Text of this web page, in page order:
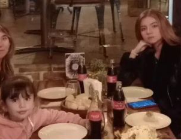
en que Dante comió la banana
coincide con el tiempo
la sustancia haga efecto en el
tan pequeño.
ordenó laprisión preventiva por 30
que fue confirmada en una
realizada el jueves 28 de agosto.
comomuerte sospechosa,
por
homicidio calificado.